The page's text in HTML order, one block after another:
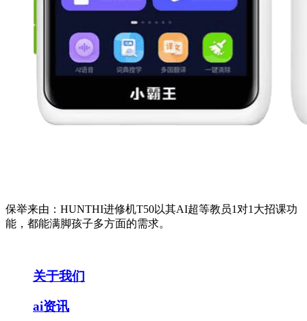
保举来由：HUNTHI进修机T50以其AI超等教员1对1大招课功
能，都能满脚孩子多方面的需求。
关于我们
ai资讯